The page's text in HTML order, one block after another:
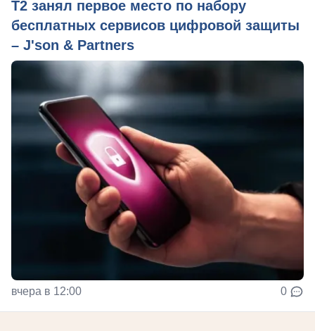
Т2 занял первое место по набору
бесплатных сервисов цифровой защиты
– J'son & Partners
вчера в 12:00 0